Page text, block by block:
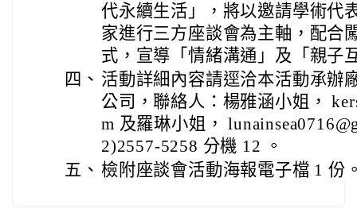
代永續生活」，將以邀請學術代
家進行三方座談會為主軸，配合
式，宣導「情緒溝通」及「親子
四、 活動詳細內容請逕洽本活動承辦
公司，聯絡人：楊雅涵小姐，
m 及羅琳小姐，
2)2557-5258 分機 12 。
五、 檢附座談會活動海報電子檔 1 份